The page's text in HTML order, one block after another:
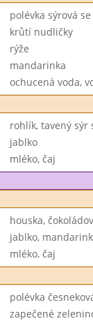
polévka sýrová
krůtí nudličky
rýže
mandarinka
ochucená voda,
rohlík, tavený sýr
jablko
mléko, čaj
houska,
jablko,
mléko, čaj
polévka
zapečené